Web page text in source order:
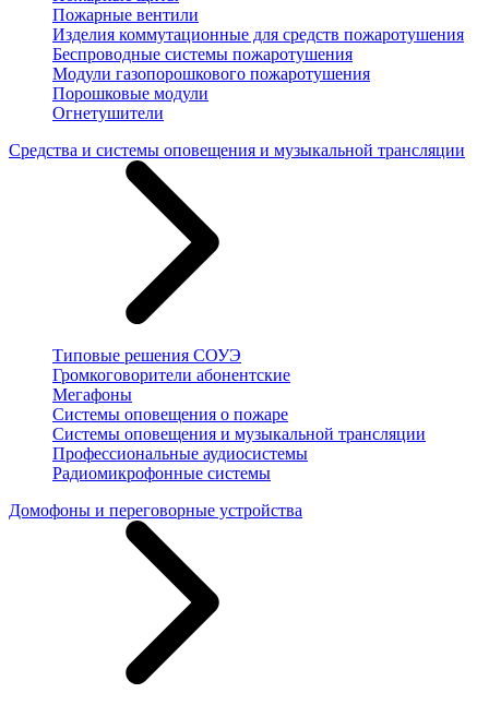
Пожарные вентили
Изделия коммутационные для средств пожаротушения
Беспроводные системы пожаротушения
Модули газопорошкового пожаротушения
Порошковые модули
Огнетушители
Средства и системы оповещения и музыкальной трансляции
Типовые решения СОУЭ
Громкоговорители абонентские
Мегафоны
Системы оповещения о пожаре
Системы оповещения и музыкальной трансляции
Профессиональные аудиосистемы
Радиомикрофонные системы
Домофоны и переговорные устройства